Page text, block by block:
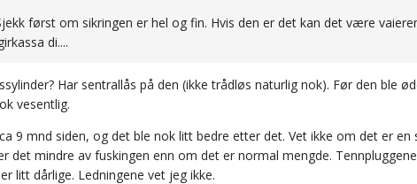
først om sikringen er hel og fin. Hvis den er det kan det være
di....
Har sentrallås på den (ikke trådløs naturlig nok). Før den ble
vesentlig.
9 mnd siden, og det ble nok litt bedre etter det. Vet ikke om det er en
det mindre av fuskingen enn om det er normal mengde.
litt dårlige. Ledningene vet jeg ikke.